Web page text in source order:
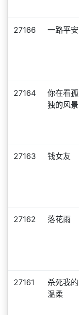
27166 一路平安
27164
你在看孤
独的风景
27163 钱女友
27162 落花雨
27161
杀死我的
温柔